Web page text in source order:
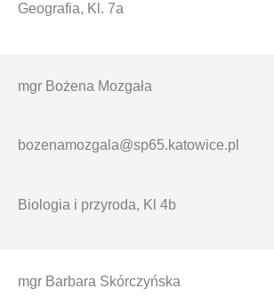
Geografia, Kl. 7a
mgr Bożena Mozgała
bozenamozgala@sp65.katowice.pl
Biologia i przyroda, Kl 4b
mgr Barbara Skórczyńska